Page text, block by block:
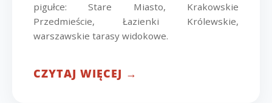
pigułce: Stare Miasto, Krakowskie
Przedmieście, Łazienki Królewskie,
warszawskie tarasy widokowe.
CZYTAJ WIĘCEJ →